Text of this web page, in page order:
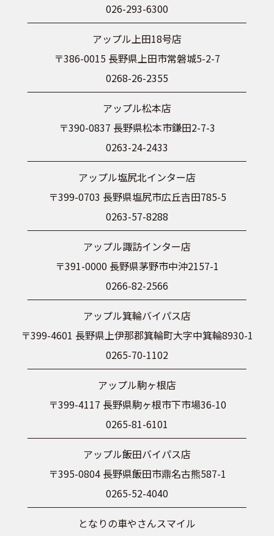
026-293-6300
アップル上田18号店
〒386-0015 長野県上田市常磐城5-2-7
0268-26-2355
アップル松本店
〒390-0837 長野県松本市鎌田2-7-3
0263-24-2433
アップル塩尻北インター店
〒399-0703 長野県塩尻市広丘吉田785-5
0263-57-8288
アップル諏訪インター店
〒391-0000 長野県茅野市中沖2157-1
0266-82-2566
アップル箕輪バイパス店
〒399-4601 長野県上伊那郡箕輪町大字中箕輪8930-1
0265-70-1102
アップル駒ヶ根店
〒399-4117 長野県駒ヶ根市下市場36-10
0265-81-6101
アップル飯田バイパス店
〒395-0804 長野県飯田市鼎名古熊587-1
0265-52-4040
となりの車やさんスマイル